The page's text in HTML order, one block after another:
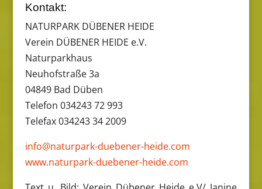
Kontakt:
NATURPARK DÜBENER HEIDE
Verein DÜBENER HEIDE e.V.
Naturparkhaus
Neuhofstraße 3a
04849 Bad Düben
Telefon 034243 72 993
Telefax 034243 34 2009
info@naturpark-duebener-heide.com
www.naturpark-duebener-heide.com